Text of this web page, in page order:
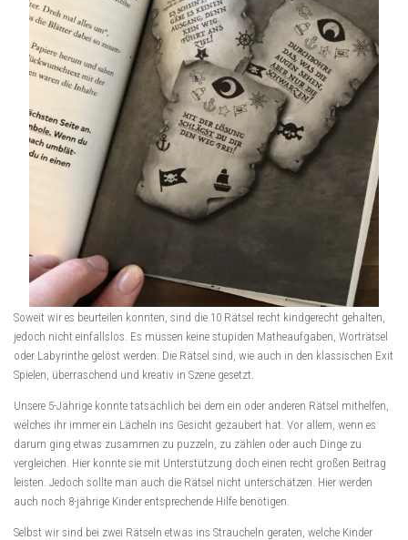
Soweit wir es beurteilen konnten, sind die 10 Rätsel recht kindgerecht gehalten,
jedoch nicht einfallslos. Es müssen keine stupiden Matheaufgaben, Worträtsel
oder Labyrinthe gelöst werden. Die Rätsel sind, wie auch in den klassischen Exit
Spielen, überraschend und kreativ in Szene gesetzt.
Unsere 5-Jährige konnte tatsächlich bei dem ein oder anderen Rätsel mithelfen,
welches ihr immer ein Lächeln ins Gesicht gezaubert hat. Vor allem, wenn es
darum ging etwas zusammen zu puzzeln, zu zählen oder auch Dinge zu
vergleichen. Hier konnte sie mit Unterstützung doch einen recht großen Beitrag
leisten. Jedoch sollte man auch die Rätsel nicht unterschätzen. Hier werden
auch noch 8-jährige Kinder entsprechende Hilfe benötigen.
Selbst wir sind bei zwei Rätseln etwas ins Straucheln geraten, welche Kinder